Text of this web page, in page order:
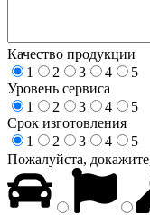
Качество продукции
1
2 3 4
5
Уровень сервиса
1
2 3 4
5
Срок изготовления
1
2 3 4
5
Пожалуйста,